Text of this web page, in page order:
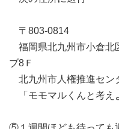
〒803-0814
福岡県北九州市小倉
ブ8Ｆ
北九州市人権推進セン
「モモマルくんと考え